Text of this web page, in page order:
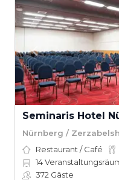
Seminaris Hotel
Nürnberg /
Restaurant / Café
14
372 Gäste